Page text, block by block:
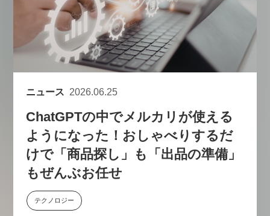
トップページ
特集
動画
サイトマップ
お問い合わせ
個人情報保護法について
採用情報
現在開催予定のセミナー
セミナー
非公開: 【8/6開催】AIエージェン
ト時代、日本企業は何から始める
新潮流から学ぶ〜
セミナー
【8/12開催】「イノベーションを
数値化する」～投資される事業の
基準と、終活DX「SouSou」に
学ぶ資金調達・巻き込みのリアル
ニュース 2026.06.25
ChatGPTの中でメルカリが使える
ようになった！おしゃべりするだ
けで「商品探し」も「出品の準備」
もぜんぶお任せ
テクノロジー